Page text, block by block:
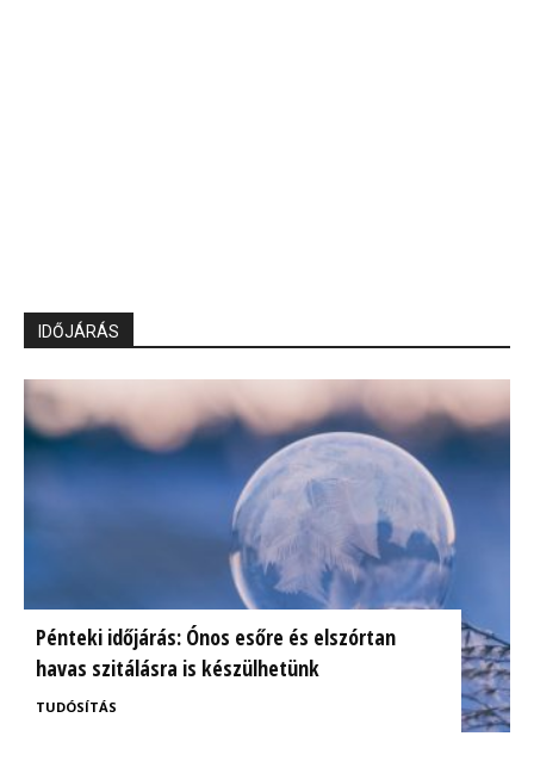
IDŐJÁRÁS
Pénteki időjárás: Ónos esőre és elszórtan
havas szitálásra is készülhetünk
TUDÓSÍTÁS